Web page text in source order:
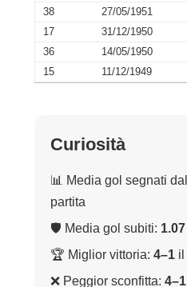
38
27/05/1951
17
31/12/1950
36
14/05/1950
15
11/12/1949
Curiosità
📊 Media gol segnati
partita
🛡 Media gol subiti: 1.07
🏆 Miglior vittoria: 4–1 il
❌ Peggior sconfitta: 4–1